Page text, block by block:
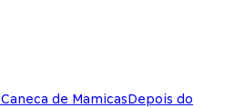
Caneca de MamicasDepois do